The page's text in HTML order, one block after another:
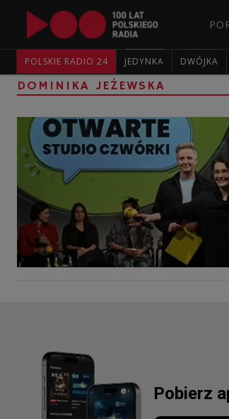
POLSKIE RADIO 24 JEDYNKA DWÓJKA
DOMINIKA JEŻEWSKA
Pobierz